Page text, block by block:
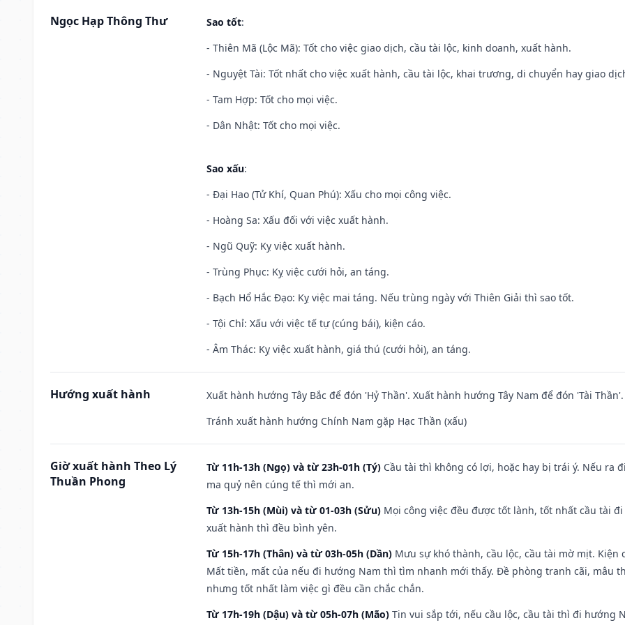
Ngọc Hạp Thông Thư Sao tốt:
- Thiên Mã (Lộc Mã): Tốt cho việc giao dịch, cầu tài lộc, kinh doanh, xuất hành.
- Nguyệt Tài: Tốt nhất cho việc xuất hành, cầu tài lộc, khai trương, di chuyển hay giao
- Tam Hợp: Tốt cho mọi việc.
- Dân Nhật: Tốt cho mọi việc.
Sao xấu:
- Đại Hao (Tử Khí, Quan Phú): Xấu cho mọi công việc.
- Hoàng Sa: Xấu đối với việc xuất hành.
- Ngũ Quỹ: Kỵ việc xuất hành.
- Trùng Phục: Kỵ việc cưới hỏi, an táng.
- Bạch Hổ Hắc Đạo: Kỵ việc mai táng. Nếu trùng ngày với Thiên Giải thì sao tốt.
- Tội Chỉ: Xấu với việc tế tự (cúng bái), kiện cáo.
- Âm Thác: Kỵ việc xuất hành, giá thú (cưới hỏi), an táng.
Hướng xuất hành
Xuất hành hướng Tây Bắc để đón 'Hỷ Thần'. Xuất hành hướng Tây Nam để đón 'Tài Thần'.
Tránh xuất hành hướng Chính Nam gặp Hạc Thần (xấu)
Giờ xuất hành Theo Lý
Thuần Phong
Từ 11h-13h (Ngọ) và từ 23h-01h (Tý) Cầu tài thì không có lợi, hoặc hay bị trái ý. Nếu
ma quỷ nên cúng tế thì mới an.
Từ 13h-15h (Mùi) và từ 01-03h (Sửu) Mọi công việc đều được tốt lành, tốt nhất cầu tài
xuất hành thì đều bình yên.
Từ 15h-17h (Thân) và từ 03h-05h (Dần) Mưu sự khó thành, cầu lộc, cầu tài mờ mịt.
Mất tiền, mất của nếu đi hướng Nam thì tìm nhanh mới thấy. Đề phòng tranh cãi, mâu
nhưng tốt nhất làm việc gì đều cần chắc chắn.
Từ 17h-19h (Dậu) và từ 05h-07h (Mão) Tin vui sắp tới, nếu cầu lộc, cầu tài thì đi hướng